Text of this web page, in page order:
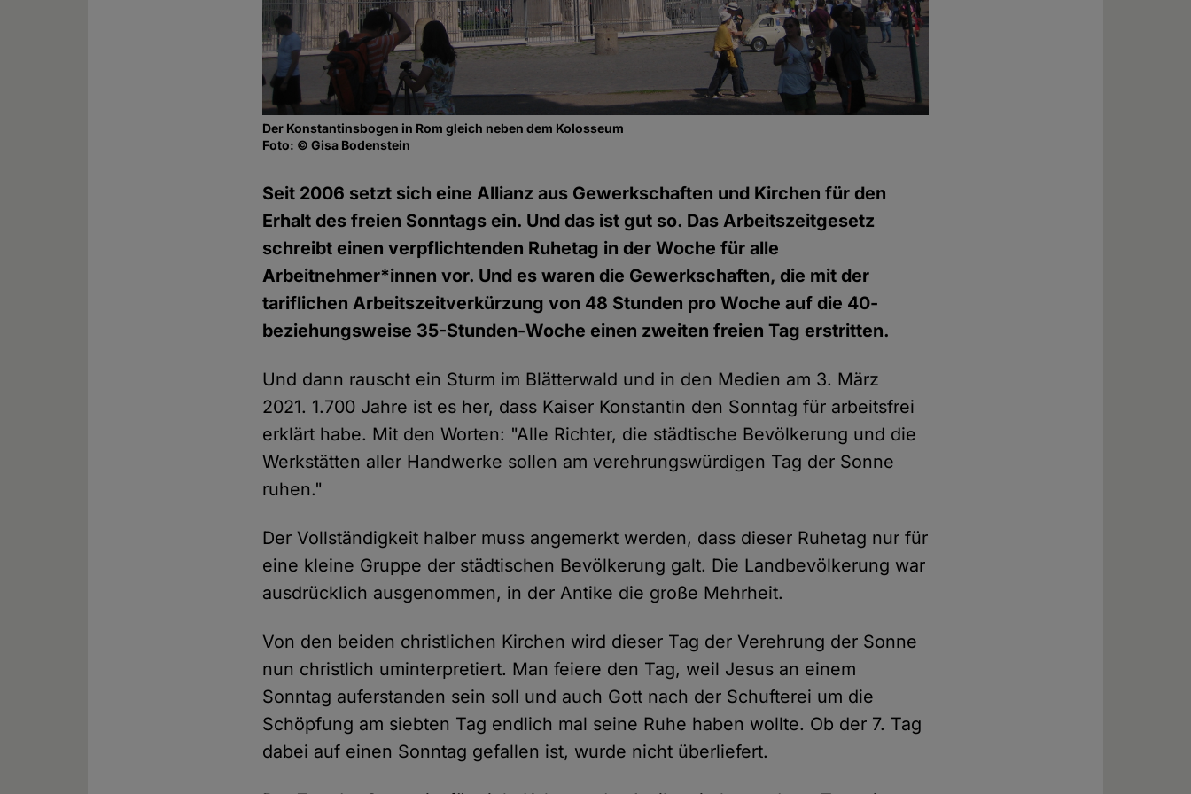
Der Konstantinsbogen in Rom gleich neben dem Kolosseum
Foto: © Gisa Bodenstein
Seit 2006 setzt sich eine Allianz aus Gewerkschaften und Kirchen für den
Erhalt des freien Sonntags ein. Und das ist gut so. Das Arbeitszeitgesetz
schreibt einen verpflichtenden Ruhetag in der Woche für alle
Arbeitnehmer*innen vor. Und es waren die Gewerkschaften, die mit der
tariflichen Arbeitszeitverkürzung von 48 Stunden pro Woche auf die 40-
beziehungsweise 35-Stunden-Woche einen zweiten freien Tag erstritten.
Und dann rauscht ein Sturm im Blätterwald und in den Medien am 3. März
2021. 1.700 Jahre ist es her, dass Kaiser Konstantin den Sonntag für arbeitsfrei
erklärt habe. Mit den Worten: "Alle Richter, die städtische Bevölkerung und die
Werkstätten aller Handwerke sollen am verehrungswürdigen Tag der Sonne
ruhen."
Der Vollständigkeit halber muss angemerkt werden, dass dieser Ruhetag nur für
eine kleine Gruppe der städtischen Bevölkerung galt. Die Landbevölkerung war
ausdrücklich ausgenommen, in der Antike die große Mehrheit.
Von den beiden christlichen Kirchen wird dieser Tag der Verehrung der Sonne
nun christlich uminterpretiert. Man feiere den Tag, weil Jesus an einem
Sonntag auferstanden sein soll und auch Gott nach der Schufterei um die
Schöpfung am siebten Tag endlich mal seine Ruhe haben wollte. Ob der 7. Tag
dabei auf einen Sonntag gefallen ist, wurde nicht überliefert.